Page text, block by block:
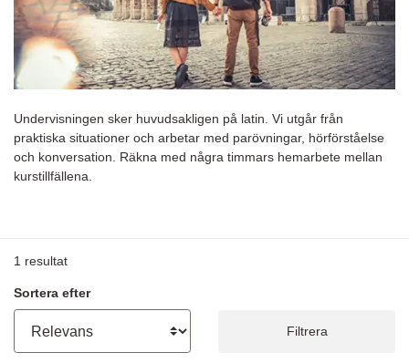
Undervisningen sker huvudsakligen på latin. Vi utgår från
praktiska situationer och arbetar med parövningar, hörförståelse
och konversation. Räkna med några timmars hemarbete mellan
kurstillfällena.
1 resultat
Sortera efter
Filtrera